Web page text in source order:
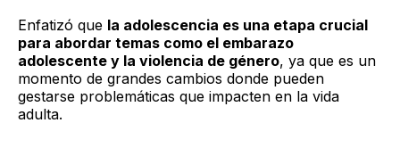
Enfatizó que la adolescencia es una etapa crucial
para abordar temas como el embarazo
adolescente y la violencia de género, ya que es un
momento de grandes cambios donde pueden
gestarse problemáticas que impacten en la vida
adulta.